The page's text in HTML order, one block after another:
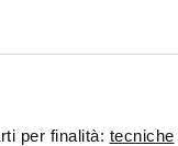
per finalità: tecniche